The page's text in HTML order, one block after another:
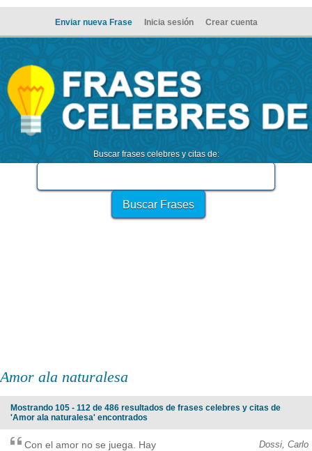
Enviar nueva Frase Inicia sesión Crear cuenta
Buscar frases celebres y citas de:
Amor ala naturalesa
Mostrando 105 - 112 de 486 resultados de frases celebres y citas de
'Amor ala naturalesa' encontrados
Dossi, Carlo
Con el amor no se juega. Hay